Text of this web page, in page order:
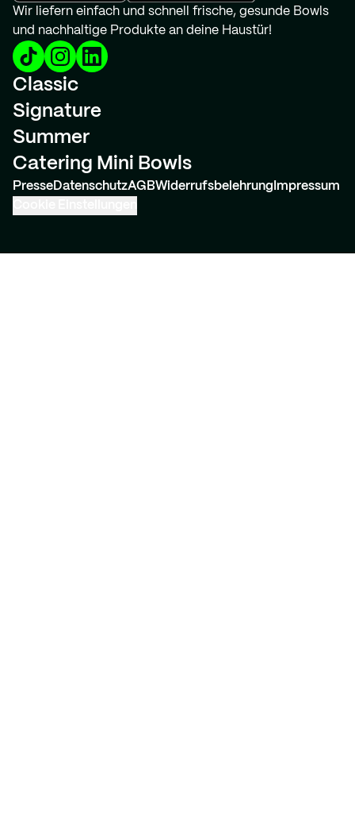
Wir liefern einfach und schnell frische, gesunde Bowls
und nachhaltige Produkte an deine Haustür!
Classic
Signature
Summer
Catering Mini Bowls
Presse DatenschutzAGBWiderrufsbelehrung Impressum